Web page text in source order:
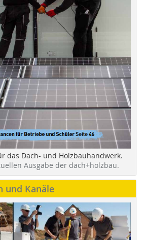
das Dach- und Holzbauhandwerk.
Ausgabe der dach+holzbau.
und Kanäle